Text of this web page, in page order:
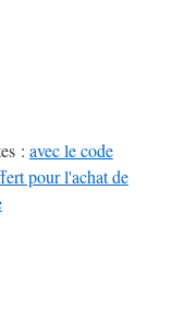
: avec le code
pour l'achat de